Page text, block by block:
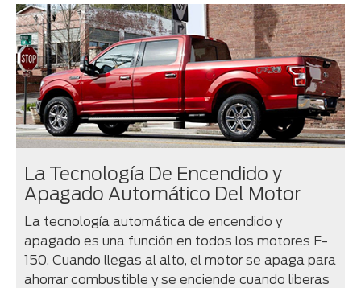
La Tecnología De Encendido y
Apagado Automático Del Motor
La tecnología automática de encendido y
apagado es una función en todos los motores F-
150. Cuando llegas al alto, el motor se apaga para
ahorrar combustible y se enciende cuando liberas